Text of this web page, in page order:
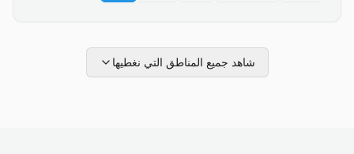
شاهد جميع المناطق التي نغطيها